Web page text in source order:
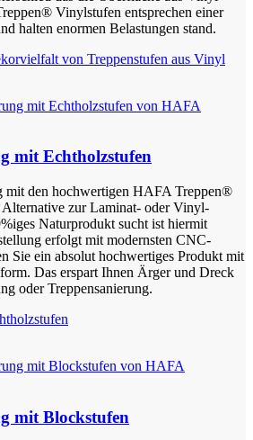
Vinylstufen entsprechen einer
halten enormen Belastungen stand.
von Treppenstufen aus Vinyl
mit Echtholzstufen
mit den hochwertigen HAFA Treppen®
Alternative zur Laminat- oder Vinyl-
Naturprodukt sucht ist hiermit
erfolgt mit modernsten CNC-
Sie ein absolut hochwertiges Produkt mit
Das erspart Ihnen Ärger und Dreck
oder Treppensanierung.
mit Blockstufen